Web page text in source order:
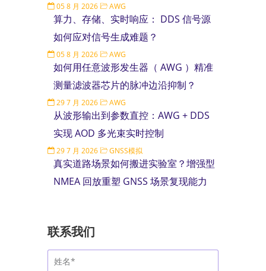
05 8 月 2026 AWG
算力、存储、实时响应： DDS 信号源
如何应对信号生成难题？
05 8 月 2026 AWG
如何用任意波形发生器（ AWG ）精准
测量滤波器芯片的脉冲边沿抑制？
29 7 月 2026 AWG
从波形输出到参数直控：AWG + DDS
实现 AOD 多光束实时控制
29 7 月 2026 GNSS模拟
真实道路场景如何搬进实验室？增强型
NMEA 回放重塑 GNSS 场景复现能力
联系我们